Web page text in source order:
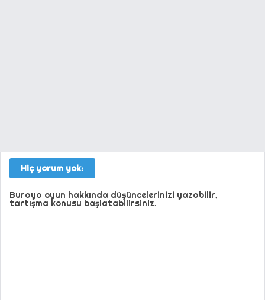
Hiç yorum yok:
Buraya oyun hakkında düşüncelerinizi yazabilir,
tartışma konusu başlatabilirsiniz.